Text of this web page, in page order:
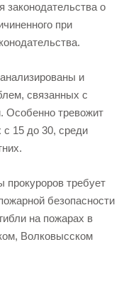
законодательства о
при
и
связанных с
Особенно тревожит
с 15 до 30, среди
прокуроров требует
безопасности
на пожарах в
Волковысском